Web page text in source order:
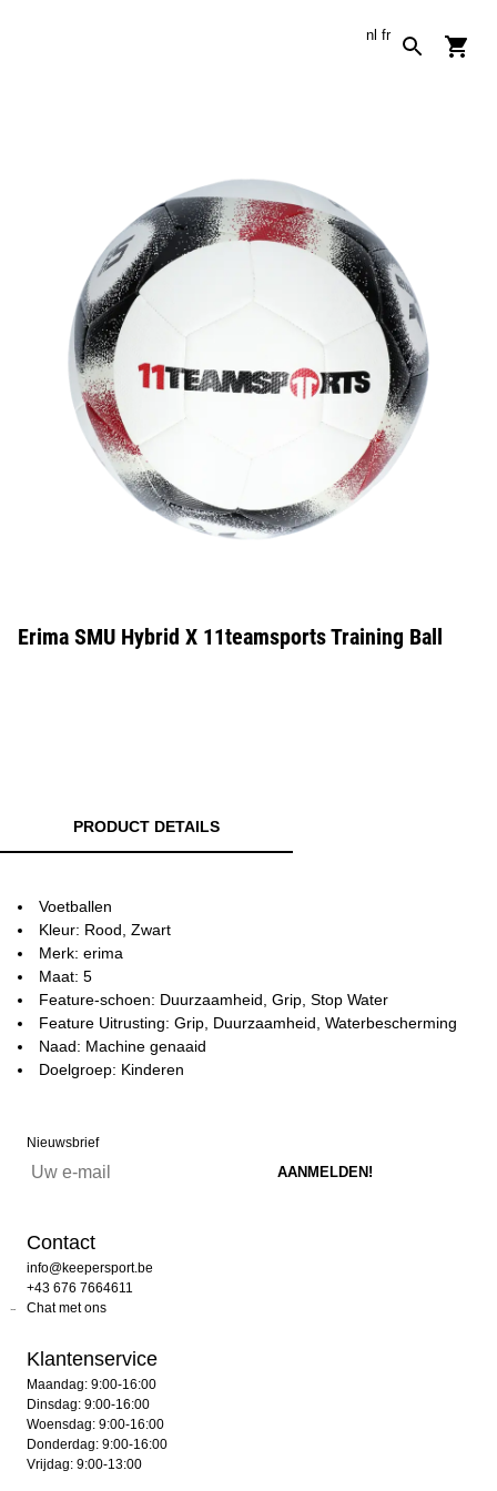
nl fr
Erima SMU Hybrid X 11teamsports Training Ball
PRODUCT DETAILS
Voetballen
Kleur: Rood, Zwart
Merk: erima
Maat: 5
Feature-schoen: Duurzaamheid, Grip, Stop Water
Feature Uitrusting: Grip, Duurzaamheid, Waterbescherming
Naad: Machine genaaid
Doelgroep: Kinderen
Nieuwsbrief
Contact
info@keepersport.be
+43 676 7664611
Chat met ons
Klantenservice
Maandag: 9:00-16:00
Dinsdag: 9:00-16:00
Woensdag: 9:00-16:00
Donderdag: 9:00-16:00
Vrijdag: 9:00-13:00